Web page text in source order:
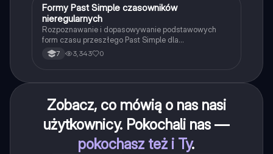
FJęzyk angielski
Formy Past Simple czasowników
nieregularnych
Rozpoznawanie i dopasowywanie podstawowych
form czasu przeszłego Past Simple dla
najpopularniejszych czasowników nieregularnych.
7 3,343 0
Zobacz, co mówią o nas nasi
użytkownicy. Pokochali nas —
pokochasz też i Ty.